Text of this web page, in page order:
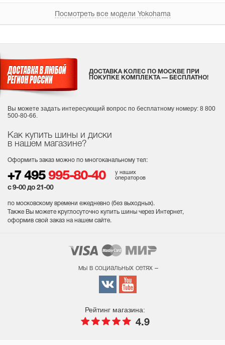
Посмотреть все модели Yokohama
Как купить шины и диски
в нашем магазине?
Оформить заказ можно по многоканальному тел:
+7 495 995-80-40
у наших
операторов
с 9-00 до 21-00
по московскому времени ежедневно (без выходных).
Также Вы можете круглосуточно купить шины через Интернет,
оформив свой заказ на нашем сайте.
ДОСТАВКА КОЛЕС ПО МОСКВЕ ПРИ
ПОКУПКЕ КОМПЛЕКТА — БЕСПЛАТНО!
Вы можете задать интересующий вопрос по бесплатному номеру: 8 800
500-80-66.
мы в социальных сетях –
Рейтинг магазина:
4.9